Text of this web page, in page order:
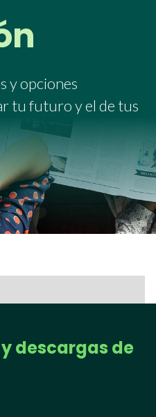
y opciones
tu futuro y el de tus
descargas de